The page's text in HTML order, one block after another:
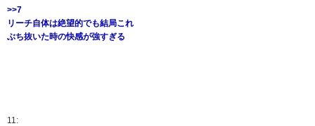
>>7
リーチ自体は絶望的でも結局これ
ぶち抜いた時の快感が強すぎる
11: